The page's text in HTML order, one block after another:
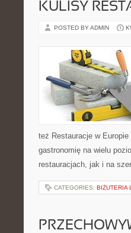
KULISY
POSTED BY ADMIN
też Restauracje w
gastronomię na wielu
restauracjach, jak i na
CATEGORIES: BIŻUTERIA